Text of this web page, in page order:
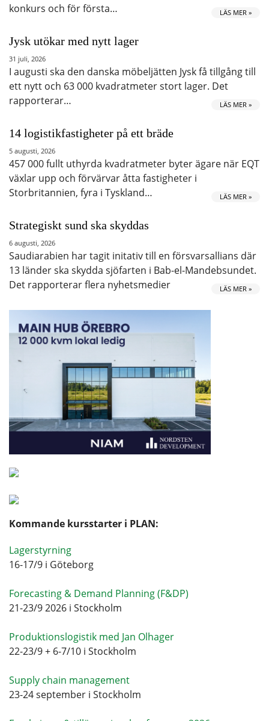
konkurs och för första…
LÄS MER »
Jysk utökar med nytt lager
31 juli, 2026
I augusti ska den danska möbeljätten Jysk få tillgång till
ett nytt och 63 000 kvadratmeter stort lager. Det
rapporterar…
LÄS MER »
14 logistikfastigheter på ett bräde
5 augusti, 2026
457 000 fullt uthyrda kvadratmeter byter ägare när EQT
växlar upp och förvärvar åtta fastigheter i
Storbritannien, fyra i Tyskland…
LÄS MER »
Strategiskt sund ska skyddas
6 augusti, 2026
Saudiarabien har tagit initativ till en försvarsallians där
13 länder ska skydda sjöfarten i Bab-el-Mandebsundet.
Det rapporterar flera nyhetsmedier
LÄS MER »
Kommande kursstarter i PLAN:
Lagerstyrning
16-17/9 i Göteborg
Forecasting & Demand Planning (F&DP)
21-23/9 2026 i Stockholm
Produktionslogistik med Jan Olhager
22-23/9 + 6-7/10 i Stockholm
Supply chain management
23-24 september i Stockholm